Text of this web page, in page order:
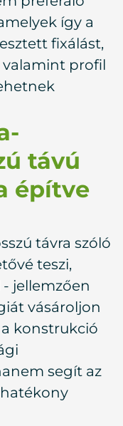
így a
fixálást,
profil
távú
építve
távra szóló
teszi,
jellemzően
vásároljon
konstrukció
segít az